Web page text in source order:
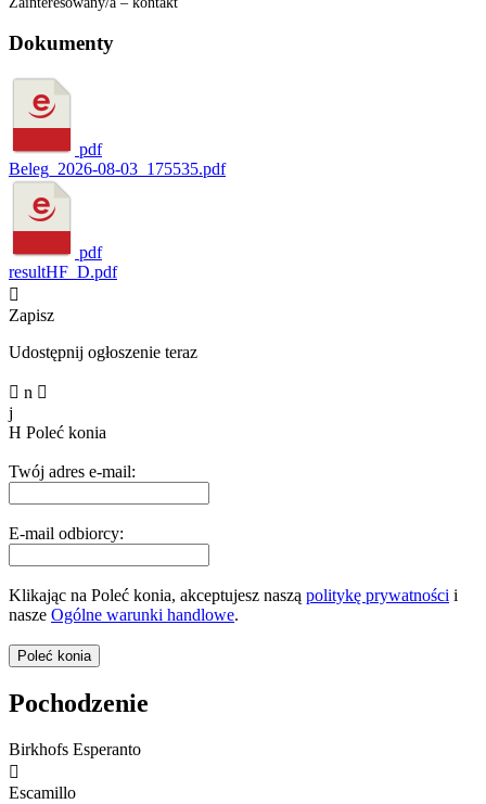
Dokumenty
pdf
Beleg_2026-08-03_175535.pdf
pdf
resultHF_D.pdf

Zapisz
Udostępnij ogłoszenie teraz
 n 
j
H Poleć konia
Twój adres e-mail:
E-mail odbiorcy:
Klikając na Poleć konia, akceptujesz naszą politykę prywatności i
nasze Ogólne warunki handlowe.
Pochodzenie
Birkhofs Esperanto

Escamillo